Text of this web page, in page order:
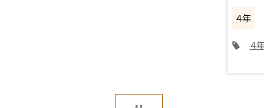
４年
４